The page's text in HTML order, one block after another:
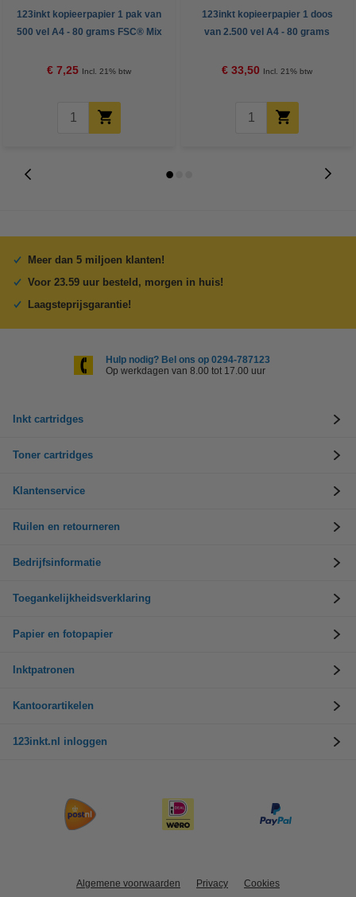
123inkt kopieerpapier 1 pak van
500 vel A4 - 80 grams FSC® Mix
€ 7,25 Incl. 21% btw
123inkt kopieerpapier 1 doos
van 2.500 vel A4 - 80 grams
€ 33,50 Incl. 21% btw
Meer dan 5 miljoen klanten!
Voor 23.59 uur besteld, morgen in huis!
Laagsteprijsgarantie!
Hulp nodig? Bel ons op 0294-787123
Op werkdagen van 8.00 tot 17.00 uur
Inkt cartridges
Toner cartridges
Klantenservice
Ruilen en retourneren
Bedrijfsinformatie
Toegankelijkheidsverklaring
Papier en fotopapier
Inktpatronen
Kantoorartikelen
123inkt.nl inloggen
Algemene voorwaarden Privacy Cookies